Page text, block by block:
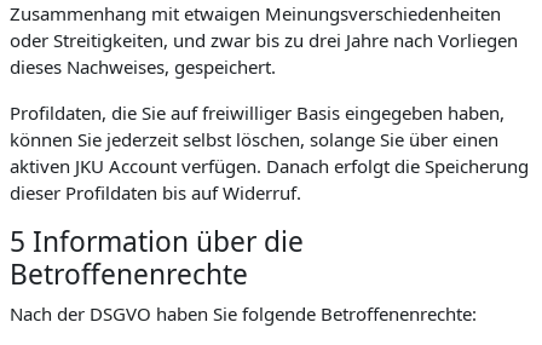
Zusammenhang mit etwaigen Meinungsverschiedenheiten
oder Streitigkeiten, und zwar bis zu drei Jahre nach Vorliegen
dieses Nachweises, gespeichert.
Profildaten, die Sie auf freiwilliger Basis eingegeben haben,
können Sie jederzeit selbst löschen, solange Sie über einen
aktiven JKU Account verfügen. Danach erfolgt die Speicherung
dieser Profildaten bis auf Widerruf.
5 Information über die
Betroffenenrechte
Nach der DSGVO haben Sie folgende Betroffenenrechte: